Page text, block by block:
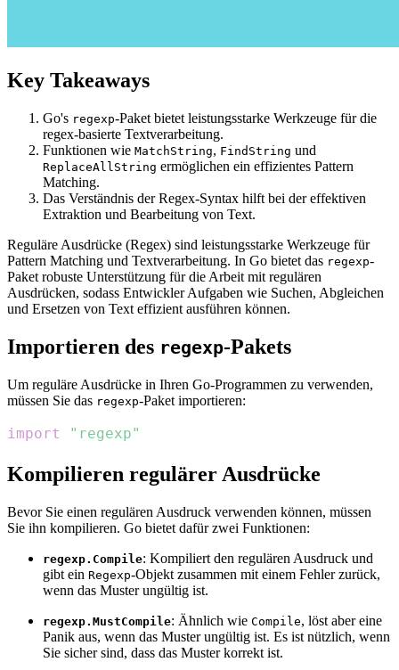
Key Takeaways
Go's regexp-Paket bietet leistungsstarke Werkzeuge für die
regex-basierte Textverarbeitung.
Funktionen wie MatchString, FindString und
ReplaceAllString ermöglichen ein effizientes Pattern
Matching.
Das Verständnis der Regex-Syntax hilft bei der effektiven
Extraktion und Bearbeitung von Text.
Reguläre Ausdrücke (Regex) sind leistungsstarke Werkzeuge für
Pattern Matching und Textverarbeitung. In Go bietet das regexp-
Paket robuste Unterstützung für die Arbeit mit regulären
Ausdrücken, sodass Entwickler Aufgaben wie Suchen, Abgleichen
und Ersetzen von Text effizient ausführen können.
Importieren des regexp-Pakets
Um reguläre Ausdrücke in Ihren Go-Programmen zu verwenden,
müssen Sie das regexp-Paket importieren:
import "regexp"
Kompilieren regulärer Ausdrücke
Bevor Sie einen regulären Ausdruck verwenden können, müssen
Sie ihn kompilieren. Go bietet dafür zwei Funktionen:
regexp.Compile: Kompiliert den regulären Ausdruck und
gibt ein Regexp-Objekt zusammen mit einem Fehler zurück,
wenn das Muster ungültig ist.
regexp.MustCompile: Ähnlich wie Compile, löst aber eine
Panik aus, wenn das Muster ungültig ist. Es ist nützlich, wenn
Sie sicher sind, dass das Muster korrekt ist.